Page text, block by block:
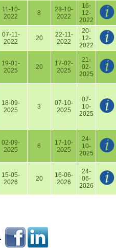
11-10-
2022
8
28-10-
2022
16-
12-
2022
07-11-
2022
20
22-11-
2022
20-
12-
2022
19-01-
2025
20
17-02-
2025
21-
02-
2025
18-09-
2025
3
07-10-
2025
07-
10-
2025
02-09-
2025
6
17-10-
2025
24-
10-
2025
15-05-
2026
20
16-06-
2026
24-
06-
2026